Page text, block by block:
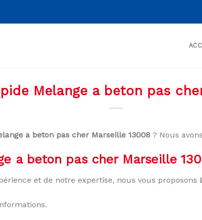
Melange a beton pas
a beton pas cher Marseille 13008 ? Nous
a beton pas cher Marseille
et de notre expertise, nous vous proposons